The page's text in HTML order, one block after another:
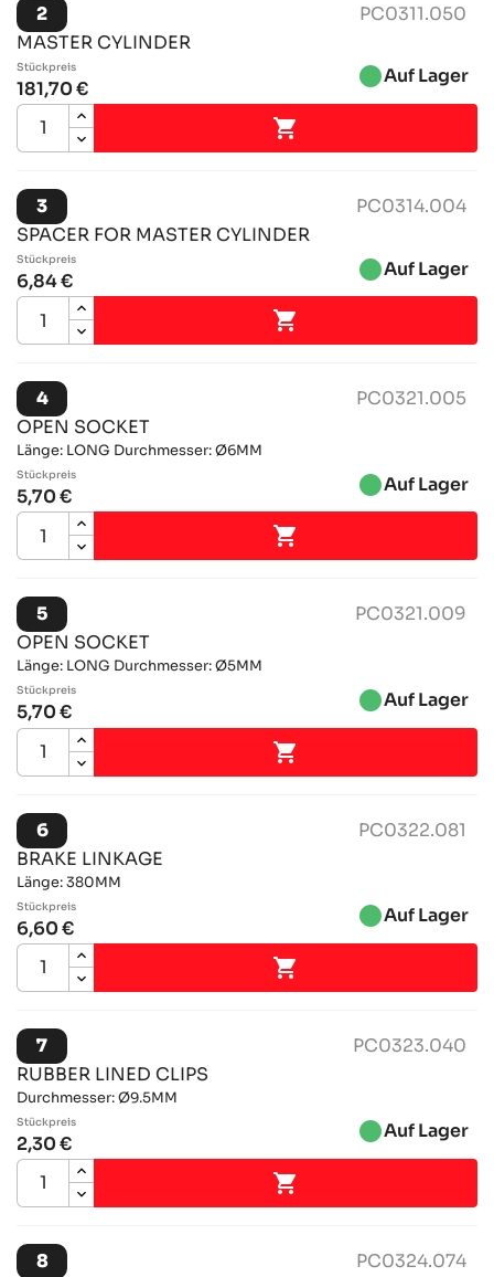
2
PC0311.050
MASTER CYLINDER
Stückpreis
181,70 € brightness_1Auf Lager

3
PC0314.004
SPACER FOR MASTER CYLINDER
Stückpreis
6,84 € brightness_1Auf Lager

4
PC0321.005
OPEN SOCKET
Länge: LONG Durchmesser: Ø6MM
Stückpreis
5,70 € brightness_1Auf Lager

5
PC0321.009
OPEN SOCKET
Länge: LONG Durchmesser: Ø5MM
Stückpreis
5,70 € brightness_1Auf Lager

6
PC0322.081
BRAKE LINKAGE
Länge: 380MM
Stückpreis
6,60 € brightness_1Auf Lager

7
PC0323.040
RUBBER LINED CLIPS
Durchmesser: Ø9.5MM
Stückpreis
2,30 € brightness_1Auf Lager

8 PC0324.074